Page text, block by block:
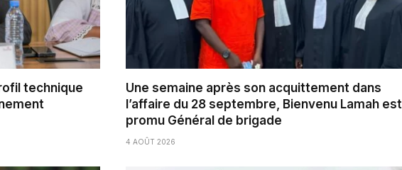
technique
Une semaine après son acquittement dans
l’affaire du 28 septembre, Bienvenu Lamah est
promu Général de brigade
4 AOÛT 2026